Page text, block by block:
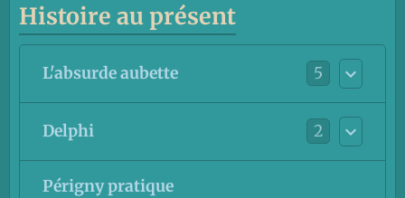
Histoire au présent
L'absurde aubette 5
Delphi 2
Périgny pratique